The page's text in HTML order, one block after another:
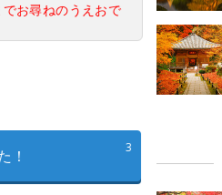
お尋ねのうえおで
3
！